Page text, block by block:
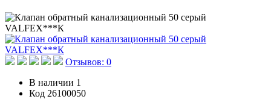
Отзывов: 0
В наличии 1
Код 26100050